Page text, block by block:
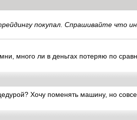
покупал. Спрашивайте что
много ли в деньгах потеряю по
Хочу поменять машину, но